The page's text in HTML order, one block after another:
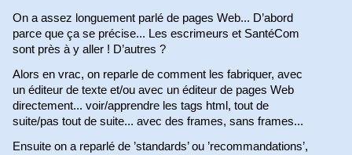
On a assez longuement parlé de pages Web... D’abord
parce que ça se précise... Les escrimeurs et SantéCom
sont près à y aller ! D’autres ?
Alors en vrac, on reparle de comment les fabriquer, avec
un éditeur de texte et/ou avec un éditeur de pages Web
directement... voir/apprendre les tags html, tout de
suite/pas tout de suite... avec des frames, sans frames...
Ensuite on a reparlé de ’standards’ ou ’recommandations’,